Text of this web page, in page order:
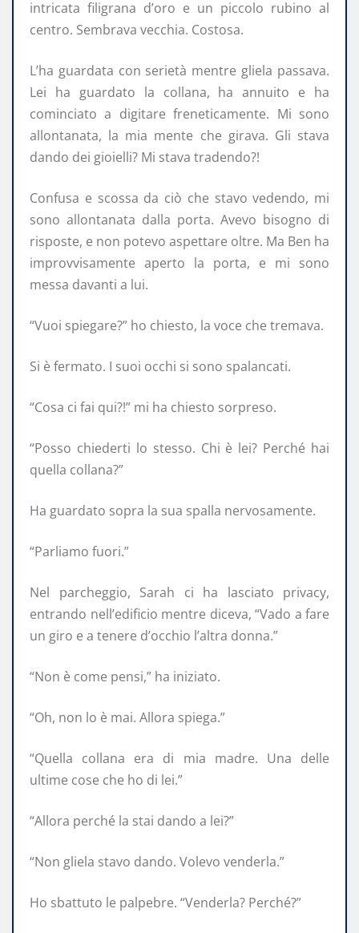
intricata filigrana d’oro e un piccolo rubino al
centro. Sembrava vecchia. Costosa.
L’ha guardata con serietà mentre gliela passava.
Lei ha guardato la collana, ha annuito e ha
cominciato a digitare freneticamente. Mi sono
allontanata, la mia mente che girava. Gli stava
dando dei gioielli? Mi stava tradendo?!
Confusa e scossa da ciò che stavo vedendo, mi
sono allontanata dalla porta. Avevo bisogno di
risposte, e non potevo aspettare oltre. Ma Ben ha
improvvisamente aperto la porta, e mi sono
messa davanti a lui.
“Vuoi spiegare?” ho chiesto, la voce che tremava.
Si è fermato. I suoi occhi si sono spalancati.
“Cosa ci fai qui?!” mi ha chiesto sorpreso.
“Posso chiederti lo stesso. Chi è lei? Perché hai
quella collana?”
Ha guardato sopra la sua spalla nervosamente.
“Parliamo fuori.”
Nel parcheggio, Sarah ci ha lasciato privacy,
entrando nell’edificio mentre diceva, “Vado a fare
un giro e a tenere d’occhio l’altra donna.”
“Non è come pensi,” ha iniziato.
“Oh, non lo è mai. Allora spiega.”
“Quella collana era di mia madre. Una delle
ultime cose che ho di lei.”
“Allora perché la stai dando a lei?”
“Non gliela stavo dando. Volevo venderla.”
Ho sbattuto le palpebre. “Venderla? Perché?”